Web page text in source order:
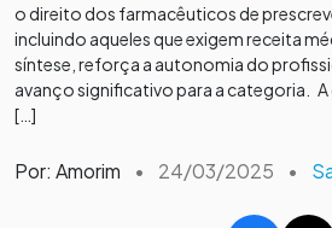
o direito dos farmacêuticos de
incluindo aqueles que exigem receita
síntese, reforça a autonomia do
avanço significativo para a categoria.
[…]
Por: Amorim • 24/03/2025 •